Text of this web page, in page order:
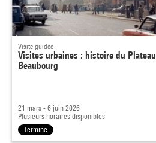
Visite guidée
Visites urbaines : histoire du Plateau
Beaubourg
21 mars - 6 juin 2026
Plusieurs horaires disponibles
Terminé